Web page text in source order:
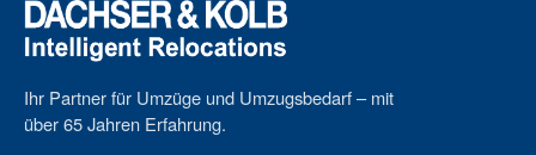
Ihr Partner für Umzüge und Umzugsbedarf – mit
über 65 Jahren Erfahrung.